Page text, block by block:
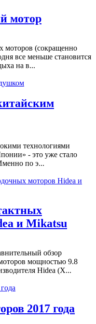
мотор
моторов (сокращенно
все меньше становится
на в...
технологиями
- это уже стало
по э...
и Mikatsu
обзор
мощностью 9.8
Hidea (Х...
2017 года